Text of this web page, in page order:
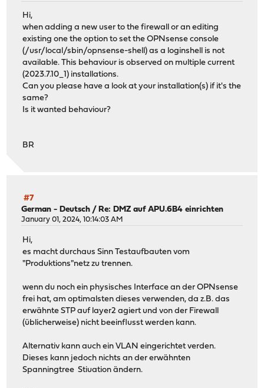
Hi,
when adding a new user to the firewall or an editing
existing one the option to set the OPNsense console
(/usr/local/sbin/opnsense-shell) as a loginshell is not
available. This behaviour is observed on multiple current
(2023.7.10_1) installations.
Can you please have a look at your installation(s) if it's the
same?
Is it wanted behaviour?
BR
#7
German - Deutsch /Re: DMZ auf APU.6B4 einrichten
January 01, 2024, 10:14:03 AM
Hi,
es macht durchaus Sinn Testaufbauten vom
"Produktions"netz zu trennen.
wenn du noch ein physisches Interface an der OPNsense
frei hat, am optimalsten dieses verwenden, da z.B. das
erwähnte STP auf layer2 agiert und von der Firewall
(üblicherweise) nicht beeinflusst werden kann.
Alternativ kann auch ein VLAN eingerichtet verden.
Dieses kann jedoch nichts an der erwähnten
Spanningtree Stiuation ändern.